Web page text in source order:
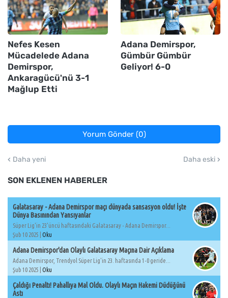
Nefes Kesen
Mücadelede Adana
Demirspor,
Ankaragücü'nü 3-1
Mağlup Etti
Adana Demirspor,
Gümbür Gümbür
Geliyor! 6-0
Yorum Gönder (0)
Daha yeni Daha eski
SON EKLENEN HABERLER
Galatasaray - Adana Demirspor maçı dünyada sansasyon oldu! İşte
Dünya Basınından Yansıyanlar
Süper Lig'in 23'üncü haftasındaki Galatasaray - Adana Demirspor...
Şub 10 2025 | Oku
Adana Demirspor'dan Olaylı Galatasaray Maçına Dair Açıklama
Adana Demirspor, Trendyol Süper Lig'in 23. haftasında 1-0 geride...
Şub 10 2025 | Oku
Çaldığı Penaltı! Pahallıya Mal Oldu. Olaylı Maçın Hakemi Düdüğünü
Astı